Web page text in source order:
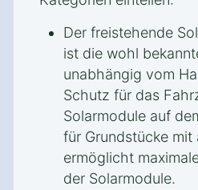
Der freistehende
ist die wohl
unabhängig vom
Schutz für das
Solarmodule auf
für Grundstücke
ermöglicht
der Solarmodule.